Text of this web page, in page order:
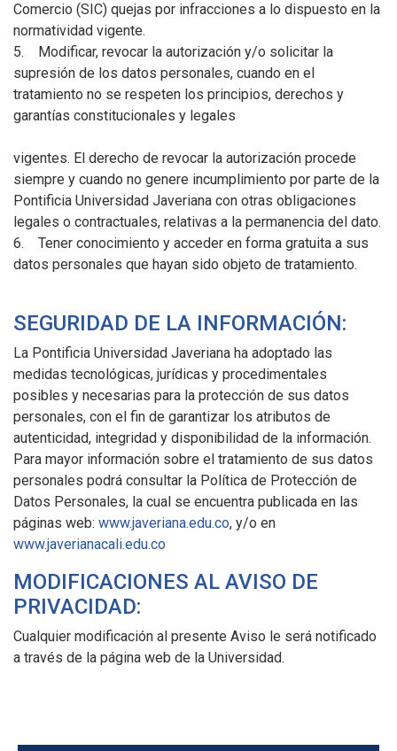
Comercio (SIC) quejas por infracciones a lo dispuesto en la
normatividad vigente.
5. Modificar, revocar la autorización y/o solicitar la
supresión de los datos personales, cuando en el
tratamiento no se respeten los principios, derechos y
garantías constitucionales y legales
vigentes. El derecho de revocar la autorización procede
siempre y cuando no genere incumplimiento por parte de la
Pontificia Universidad Javeriana con otras obligaciones
legales o contractuales, relativas a la permanencia del dato.
6. Tener conocimiento y acceder en forma gratuita a sus
datos personales que hayan sido objeto de tratamiento.
SEGURIDAD DE LA INFORMACIÓN:
La Pontificia Universidad Javeriana ha adoptado las
medidas tecnológicas, jurídicas y procedimentales
posibles y necesarias para la protección de sus datos
personales, con el fin de garantizar los atributos de
autenticidad, integridad y disponibilidad de la información.
Para mayor información sobre el tratamiento de sus datos
personales podrá consultar la Política de Protección de
Datos Personales, la cual se encuentra publicada en las
páginas web: www.javeriana.edu.co, y/o en
www.javerianacali.edu.co
MODIFICACIONES AL AVISO DE
PRIVACIDAD:
Cualquier modificación al presente Aviso le será notificado
a través de la página web de la Universidad.